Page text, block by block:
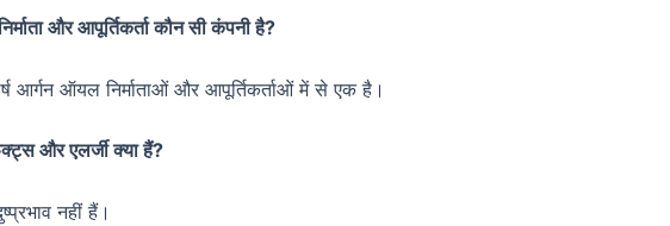
और आपूर्तिकर्ता कौन सी कंपनी है?
आर्गन ऑयल निर्माताओं और आपूर्तिकर्ताओं में से एक है।
और एलर्जी क्या हैं?
नहीं हैं।